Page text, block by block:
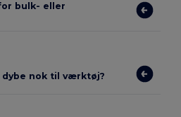
bulk- eller
dybe nok til værktøj?